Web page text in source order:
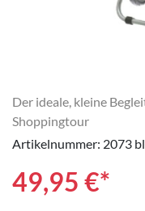
Der ideale, kleine
Shoppingtour
Artikelnummer: 2073
49,95 €*